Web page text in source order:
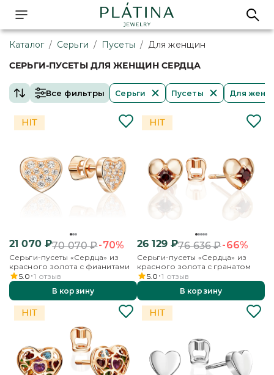
Каталог / Серьги / Пусеты / Для женщин
СЕРЬГИ-ПУСЕТЫ ДЛЯ ЖЕНЩИН СЕРДЦА
Все фильтры Серьги Пусеты Для
21 070₽70 070₽-70%
Серьги-пусеты «Сердца» из
красного золота с фианитами
5.0 1 отзыв
В корзину
26 129₽76 636₽-66%
Серьги-пусеты «Сердца» из
красного золота с гранатом
5.0 1 отзыв
В корзину